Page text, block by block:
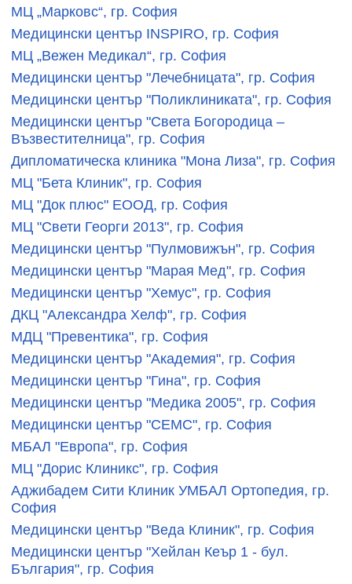
МЦ „Марковс“, гр. София
Медицински център INSPIRO, гр. София
МЦ „Вежен Медикал“, гр. София
Медицински център "Лечебницата", гр. София
Медицински център "Поликлиниката", гр. София
Медицински център "Света Богородица –
Възвестителница", гр. София
Дипломатическа клиника "Мона Лиза", гр. София
МЦ "Бета Клиник", гр. София
МЦ "Док плюс" ЕООД, гр. София
МЦ "Свети Георги 2013", гр. София
Медицински център "Пулмовижън", гр. София
Медицински център "Марая Мед", гр. София
Медицински център "Хемус", гр. София
ДКЦ "Александра Хелф", гр. София
МДЦ "Превентика", гр. София
Медицински център "Академия", гр. София
Медицински център "Гина", гр. София
Медицински център "Медика 2005", гр. София
Медицински център "СЕМС", гр. София
МБАЛ "Европа", гр. София
МЦ "Дорис Клиникс", гр. София
Аджибадем Сити Клиник УМБАЛ Ортопедия, гр.
София
Медицински център "Веда Клиник", гр. София
Медицински център "Хейлан Кеър 1 - бул.
България", гр. София